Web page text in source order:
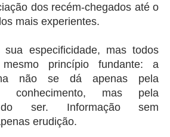
dos recém-chegados até o
mais experientes.
especificidade, mas todos
princípio fundante: a
não se dá apenas pela
conhecimento, mas pela
do ser. Informação sem
erudição.